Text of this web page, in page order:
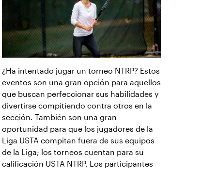
¿Ha intentado jugar un torneo NTRP? Estos
eventos son una gran opción para aquellos
que buscan perfeccionar sus habilidades y
divertirse compitiendo contra otros en la
sección. También son una gran
oportunidad para que los jugadores de la
Liga USTA compitan fuera de sus equipos
de la Liga; los torneos cuentan para su
calificación USTA NTRP. Los participantes